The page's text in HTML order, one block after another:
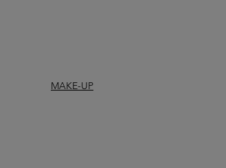
MAKE-UP